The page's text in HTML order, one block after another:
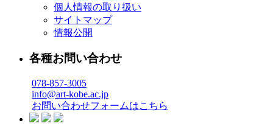
個人情報の取り扱い
サイトマップ
情報公開
各種お問い合わせ
078-857-3005
info@art-kobe.ac.jp
お問い合わせフォームはこちら